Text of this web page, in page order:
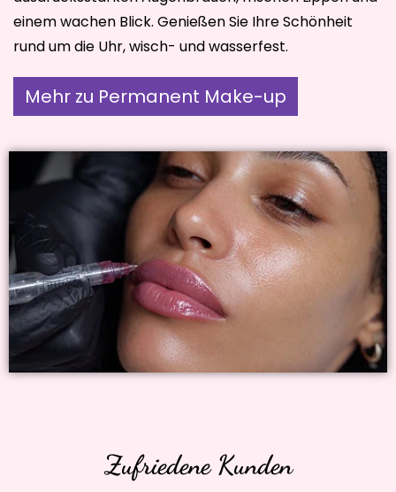
einem wachen Blick. Genießen Sie Ihre Schönheit
rund um die Uhr, wisch- und wasserfest.
Mehr zu Permanent Make-up
Zufriedene Kunden